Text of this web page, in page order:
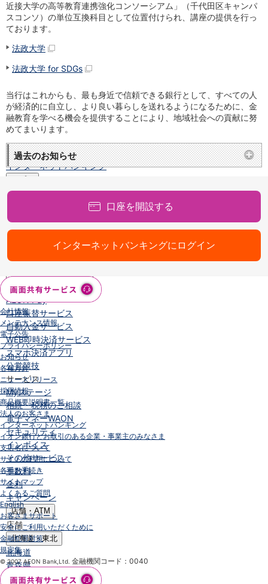
医療保険
がん保険
就業不能保険
認知症保険
国内旅行傷害保険
傷害保険
介護保険
カード
デビットカード
インターネットバンキング
イオン銀行アプリTOP
イオン銀行PayB
イオングループアプリ
AEON Pay
支払・入金TOP
AEON Pay
口座振替サービス
自動入金サービス
WEB即時決済サービス
スマホ決済アプリ
公営競技
サービス
Myステージ
相続・税務のご相談
電子マネーWAON
セキュリティ
インボイス
その他サービス
手数料
金利
キャンペーン
店舗・ATM
店舗
北海道・東北
北海道
青森県
岩手県
近接大学の高等教育連携強化コンソーシアム」（千代田区キャンパ
スコンソ）の単位互換科目として位置付けられ、講座の提供を行っ
ております。
法政大学
法政大学 for SDGs
当行はこれからも、最も身近で信頼できる銀行として、すべての人
が経済的に自立し、より良い暮らしを送れるようになるために、金
融教育を学べる機会を提供することにより、地域社会への貢献に努
めてまいります。
過去のお知らせ
口座を開設する
インターネットバンキングにログイン
会社情報
メンテナンス情報
電子公告
プライバシーポリシー
お知らせ
各種方針
ニュースリリース
採用情報
商品概要説明書一覧
法人のお客さま
インターネットバンキング
イオン銀行とお取引のある企業・事業主のみなさま
支店名について
サイトの利用について
各種お手続き
サイトマップ
よくあるご質問
English
お客さまサポート
安全にご利用いただくために
金融犯罪対策
規定集
© 2007 AEON Bank,Ltd. 金融機関コード：0040